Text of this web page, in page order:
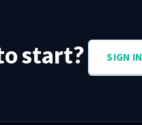
start? SIGN IN